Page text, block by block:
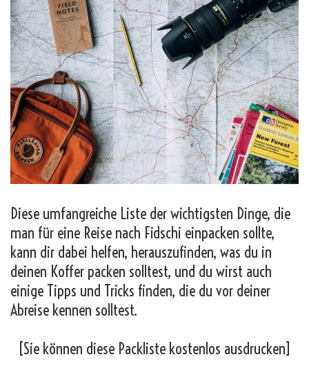
Diese umfangreiche Liste der wichtigsten Dinge, die
man für eine Reise nach Fidschi einpacken sollte,
kann dir dabei helfen, herauszufinden, was du in
deinen Koffer packen solltest, und du wirst auch
einige Tipps und Tricks finden, die du vor deiner
Abreise kennen solltest.
[Sie können diese Packliste kostenlos ausdrucken]